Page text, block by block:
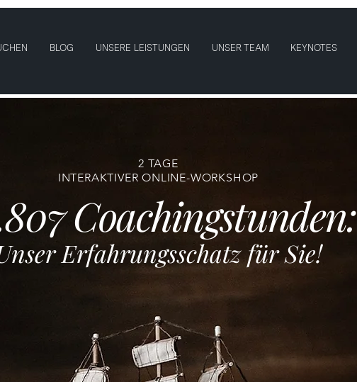
BLOG UNSERE LEISTUNGEN UNSER TEAM KEYNOTES
2 TAGE
INTERAKTIVER ONLINE-WORKSHOP
Coachingstunden:
Erfahrungsschatz für Sie!